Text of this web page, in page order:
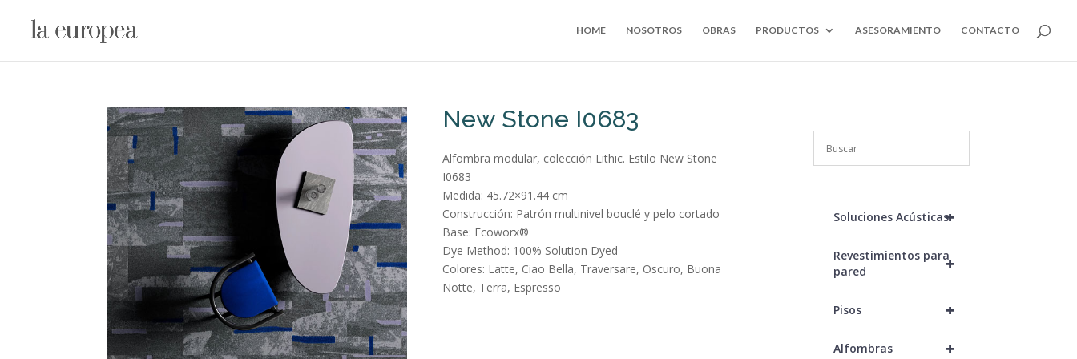
HOME NOSOTROS OBRAS PRODUCTOS ASESORAMIENTO CONTACTO
New Stone I0683
Alfombra modular, colección Lithic. Estilo New Stone
I0683
Medida: 45.72×91.44 cm
Construcción: Patrón multinivel bouclé y pelo cortado
Base: Ecoworx®
Dye Method: 100% Solution Dyed
Colores: Latte, Ciao Bella, Traversare, Oscuro, Buona
Notte, Terra, Espresso
+
Soluciones Acústicas
+
Revestimientos para
pared
+
Pisos
+
Alfombras